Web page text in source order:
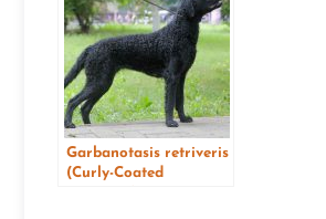
Garbanotasis retriveris
(Curly-Coated